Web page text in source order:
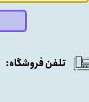
تلفن فروشگاه: